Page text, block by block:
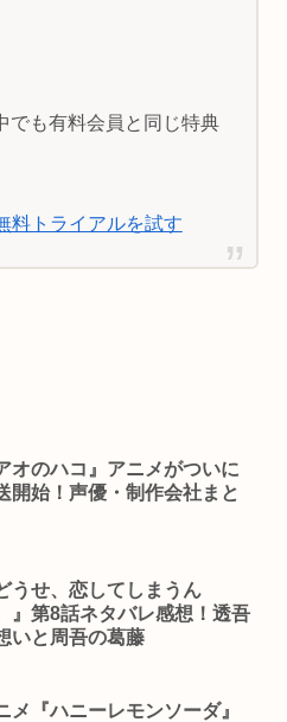
でも有料会員と同じ特典
料トライアルを試す
オのハコ』アニメがついに
開始！声優・制作会社まと
うせ、恋してしまうん
』第8話ネタバレ感想！透吾
いと周吾の葛藤
メ『ハニーレモンソーダ』